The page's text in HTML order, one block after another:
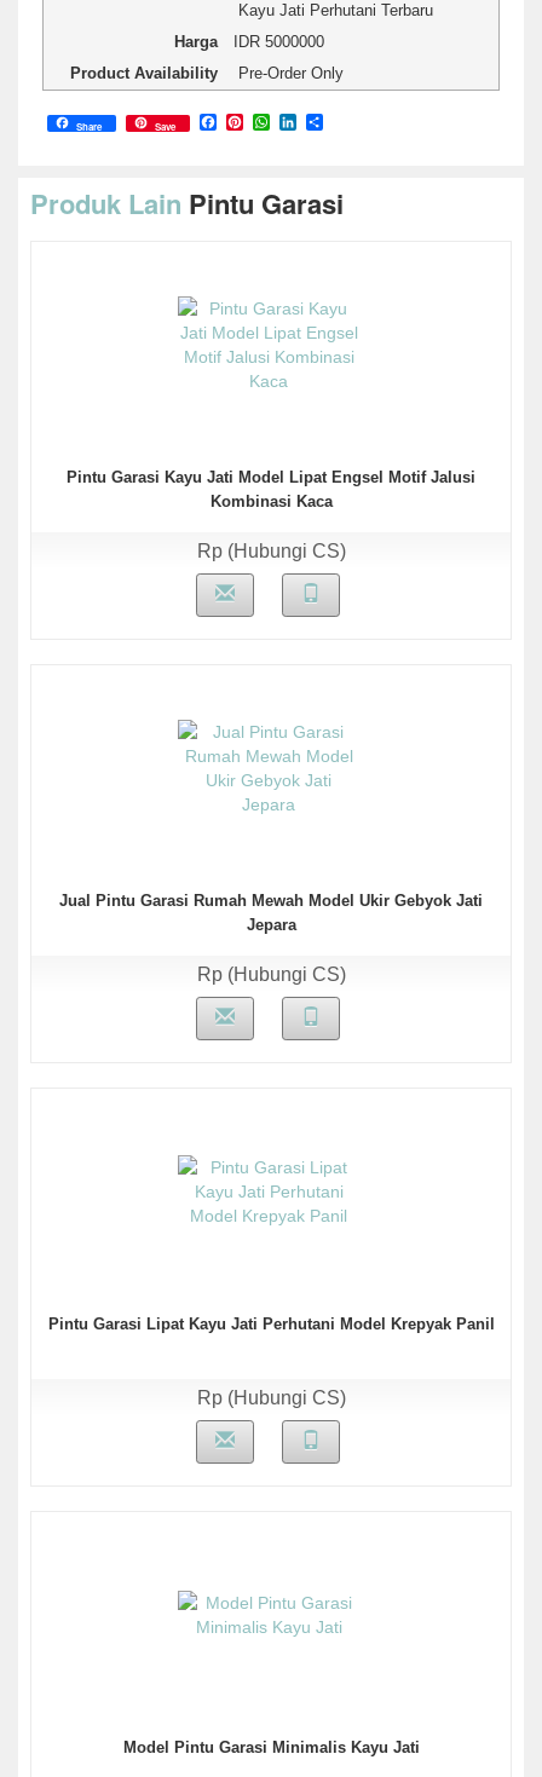
Kayu Jati Perhutani Terbaru
Harga
IDR5000000
Product Availability
Pre-Order Only
Share Save Facebook
Pinterest
WhatsApp
LinkedIn
Produk Lain Pintu Garasi
Pintu Garasi Kayu Jati Model Lipat Engsel Motif Jalusi
Kombinasi Kaca
Rp (Hubungi CS)
Jual Pintu Garasi Rumah Mewah Model Ukir Gebyok Jati
Jepara
Rp (Hubungi CS)
Pintu Garasi Lipat Kayu Jati Perhutani Model Krepyak Panil
Rp (Hubungi CS)
Model Pintu Garasi Minimalis Kayu Jati